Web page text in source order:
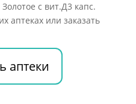
с вит.Д3 капс.
аптеках или заказать
аптеки